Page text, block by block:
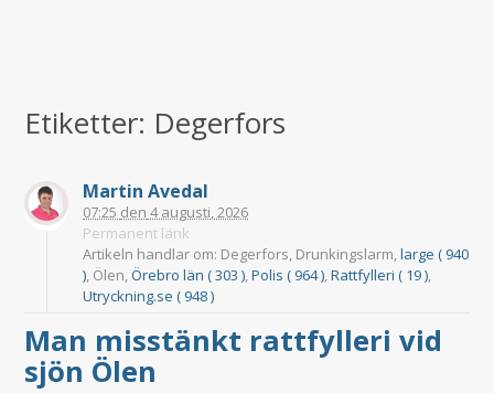
Etiketter: Degerfors
Martin Avedal
07:25 den 4 augusti, 2026
Permanent länk
Artikeln handlar om: Degerfors, Drunkingslarm,large ( 940
), Ölen,Örebro län ( 303 ),Polis ( 964 ),Rattfylleri ( 19 ),
Utryckning.se ( 948 )
Man misstänkt rattfylleri vid
sjön Ölen